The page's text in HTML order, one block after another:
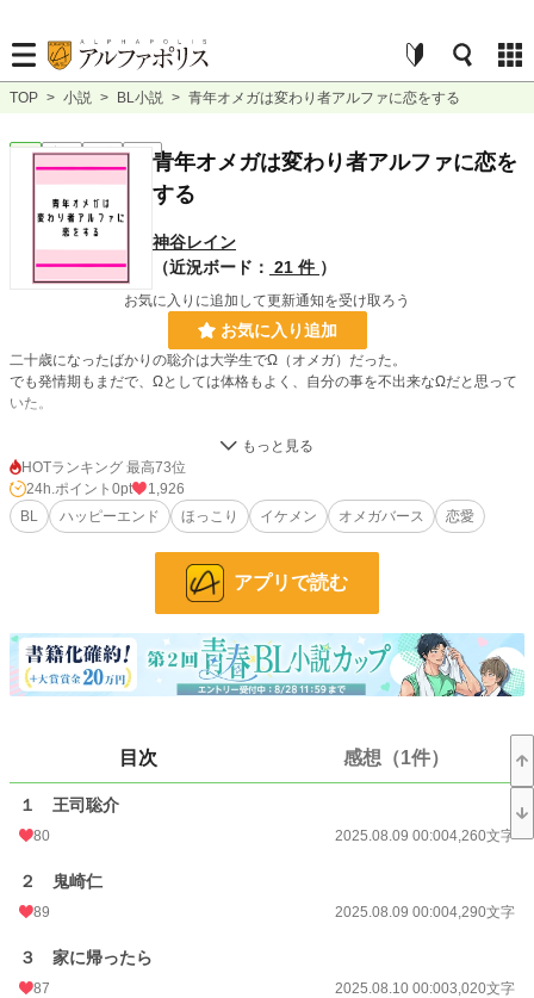
TOP > 小説 > BL小説 > 青年オメガは変わり者アルファに恋をする
BL 完結 長編
青年オメガは変わり者アルファに恋を
する
神谷レイン
（近況ボード： 21 件 ）
お気に入りに追加して更新通知を受け取ろう
お気に入り追加
二十歳になったばかりの聡介は大学生でΩ（オメガ）だった。
でも発情期もまだで、Ωとしては体格もよく、自分の事を不出来なΩだと思って
いた。
しかし一年前。小料理屋『羽山』でアルバイトを始めた聡介はα（あるふぁ）の
鬼崎に出会う。
鬼崎は野暮ったい長髪に分厚い眼鏡をしていて、いつもフルーツ柄の服を着てい
るちょっと変わり者だ。けれど、鬼崎からはなんだか不思議といい香りがして、
聡介は会う度にどんどん好きになっていってしまう。
しかし、自分に自信のない聡介は告白なんてできなかった。だが、そんな折父親
が見合い話を持ってきてーーー！？
オメガシリーズ第三弾！
第一作『年上オメガは養いアルファの愛に気づかない』
第二作『生意気オメガは年上アルファに監禁される』
全十七話です(*'ω'*)
小説 228,781 位 / 228,781 件
BL
お気に入り
24h.ポイント
文字数 96,855
HOTランキング 最高73位
24h.ポイント 0pt
1,926
BL
ハッピーエンド ほっこり イケメン オメガバース 恋愛
アプリで読む
目次 感想（1件）
１ 王司聡介
80 2025.08.09 00:004,260文字
２ 鬼崎仁
89 2025.08.09 00:004,290文字
３ 家に帰ったら
87 2025.08.10 00:003,020文字